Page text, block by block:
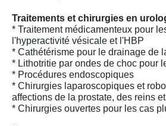
Traitements et chirurgies en
* Traitement médicamenteux pour
l'hyperactivité vésicale et l'HBP
* Cathétérisme pour le drainage de
* Lithotritie par ondes de choc pour
* Procédures endoscopiques
* Chirurgies laparoscopiques et
affections de la prostate, des reins
* Chirurgies ouvertes pour les cas